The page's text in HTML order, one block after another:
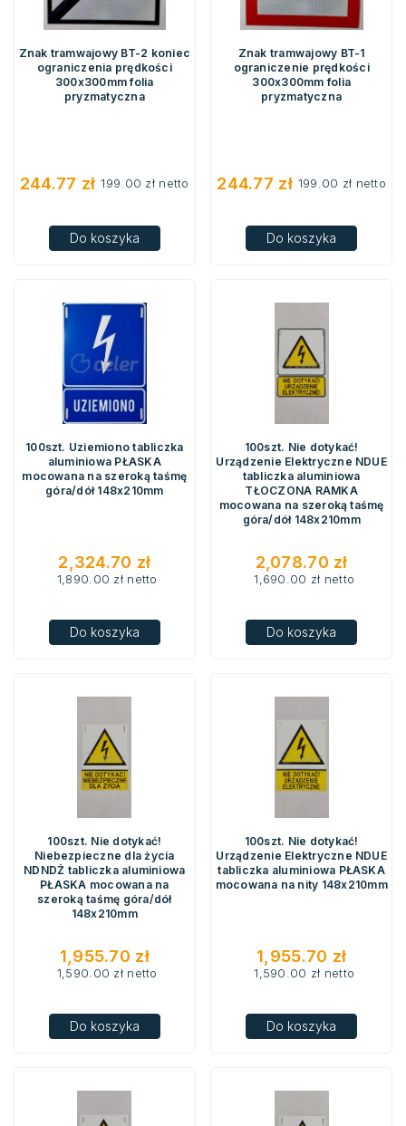
Znak tramwajowy BT-2 koniec
ograniczenia prędkości
300x300mm folia
pryzmatyczna
244.77 zł 199.00 zł netto
Do koszyka
Znak tramwajowy BT-1
ograniczenie prędkości
300x300mm folia
pryzmatyczna
244.77 zł 199.00 zł netto
Do koszyka
100szt. Uziemiono tabliczka
aluminiowa PŁASKA
mocowana na szeroką taśmę
góra/dół 148x210mm
2,324.70 zł
1,890.00 zł netto
Do koszyka
100szt. Nie dotykać!
Urządzenie Elektryczne NDUE
tabliczka aluminiowa
TŁOCZONA RAMKA
mocowana na szeroką taśmę
góra/dół 148x210mm
2,078.70 zł
1,690.00 zł netto
Do koszyka
100szt. Nie dotykać!
Niebezpieczne dla życia
NDNDŻ tabliczka aluminiowa
PŁASKA mocowana na
szeroką taśmę góra/dół
148x210mm
1,955.70 zł
1,590.00 zł netto
Do koszyka
100szt. Nie dotykać!
Urządzenie Elektryczne NDUE
tabliczka aluminiowa PŁASKA
mocowana na nity 148x210mm
1,955.70 zł
1,590.00 zł netto
Do koszyka